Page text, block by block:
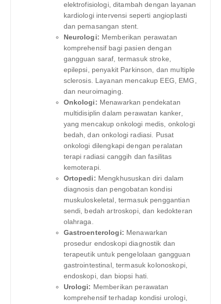
elektrofisiologi, ditambah dengan layanan
kardiologi intervensi seperti angioplasti
dan pemasangan stent.
Neurologi: Memberikan perawatan
komprehensif bagi pasien dengan
gangguan saraf, termasuk stroke,
epilepsi, penyakit Parkinson, dan multiple
sclerosis. Layanan mencakup EEG, EMG,
dan neuroimaging.
Onkologi: Menawarkan pendekatan
multidisiplin dalam perawatan kanker,
yang mencakup onkologi medis, onkologi
bedah, dan onkologi radiasi. Pusat
onkologi dilengkapi dengan peralatan
terapi radiasi canggih dan fasilitas
kemoterapi.
Ortopedi: Mengkhususkan diri dalam
diagnosis dan pengobatan kondisi
muskuloskeletal, termasuk penggantian
sendi, bedah artroskopi, dan kedokteran
olahraga.
Gastroenterologi: Menawarkan
prosedur endoskopi diagnostik dan
terapeutik untuk pengelolaan gangguan
gastrointestinal, termasuk kolonoskopi,
endoskopi, dan biopsi hati.
Urologi: Memberikan perawatan
komprehensif terhadap kondisi urologi,